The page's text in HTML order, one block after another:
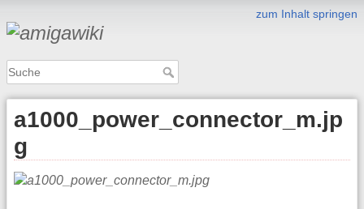
zum Inhalt springen
a1000_power_connector_m.jp
g